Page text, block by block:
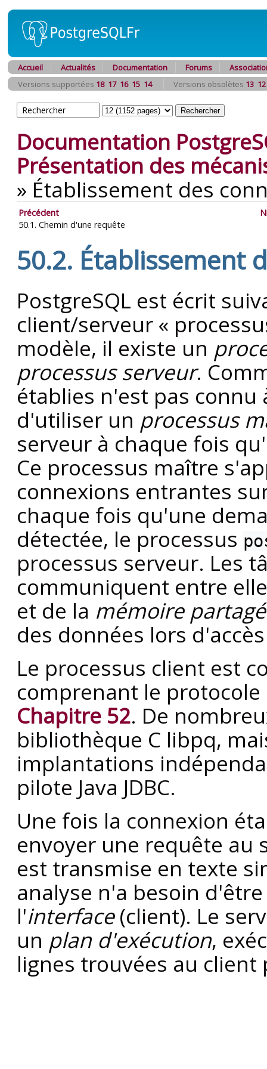
Accueil Actualités Documentation Forums
Versions supportées 18 17 16 15 14 Versions obsolètes 13 12
Documentation
Présentation des
» Établissement des
Précédent
50.1. Chemin d'une requête
50.2. Établissement
PostgreSQL est écrit
client/serveur «
modèle, il existe un
processus serveur.
établies n'est pas connu
d'utiliser un processus
serveur à chaque fois
Ce processus maître
connexions entrantes
chaque fois qu'une
détectée, le processus
processus serveur. Les
communiquent entre
et de la mémoire
des données lors
Le processus client est
comprenant le protocole
Chapitre 52. De
bibliothèque C libpq,
implantations
pilote Java JDBC.
Une fois la connexion
envoyer une requête au
est transmise en texte
analyse n'a besoin
l'interface(client). Le
un plan d'exécution,
lignes trouvées au